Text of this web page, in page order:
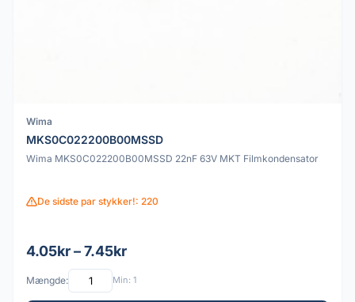
Wima
MKS0C022200B00MSSD
Wima MKS0C022200B00MSSD 22nF 63V MKT Filmkondensator
De sidste par stykker!: 220
4.05kr – 7.45kr
Mængde: Min: 1